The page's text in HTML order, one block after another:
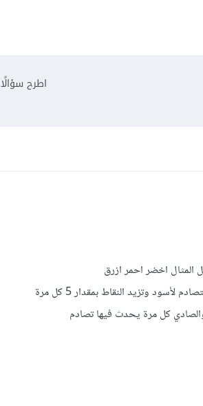
اطرح سؤالًا
اخضر احمر ازرق
وتزيد النقاط بمقدار 5 كل مرة